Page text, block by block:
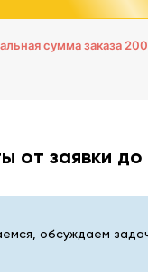
сумма заказа
от заявки до
обсуждаем